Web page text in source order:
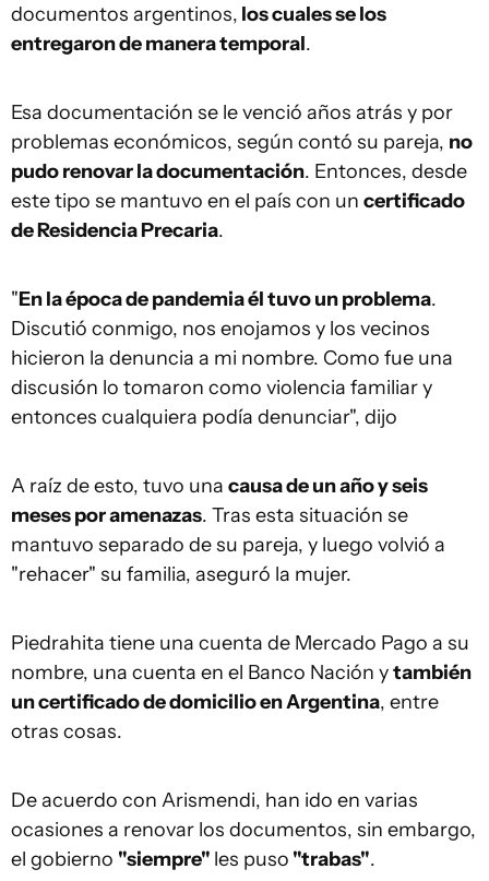
documentos argentinos, los cuales se los
entregaron de manera temporal.
Esa documentación se le venció años atrás y por
problemas económicos, según contó su pareja, no
pudo renovar la documentación. Entonces, desde
este tipo se mantuvo en el país con un certificado
de Residencia Precaria.
"En la época de pandemia él tuvo un problema.
Discutió conmigo, nos enojamos y los vecinos
hicieron la denuncia a mi nombre. Como fue una
discusión lo tomaron como violencia familiar y
entonces cualquiera podía denunciar", dijo
A raíz de esto, tuvo una causa de un año y seis
meses por amenazas. Tras esta situación se
mantuvo separado de su pareja, y luego volvió a
"rehacer" su familia, aseguró la mujer.
Piedrahita tiene una cuenta de Mercado Pago a su
nombre, una cuenta en el Banco Nación ytambién
un certificado de domicilio en Argentina, entre
otras cosas.
De acuerdo con Arismendi, han ido en varias
ocasiones a renovar los documentos, sin embargo,
el gobierno "siempre" les puso "trabas".